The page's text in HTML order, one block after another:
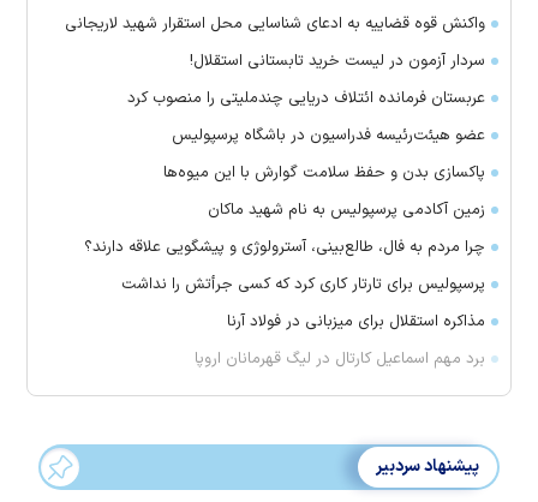
واکنش قوه قضاییه به ادعای شناسایی محل استقرار شهید لاریجانی
سردار آزمون در لیست خرید تابستانی استقلال!
عربستان فرمانده ائتلاف دریایی چندملیتی را منصوب کرد
عضو هیئت‌رئیسه فدراسیون در باشگاه پرسپولیس
پاکسازی بدن و حفظ سلامت گوارش با این میوه‌ها
زمین آکادمی پرسپولیس به نام شهید ماکان
چرا مردم به فال، طالع‌بینی، آسترولوژی و پیشگویی علاقه دارند؟
پرسپولیس برای تارتار کاری کرد که کسی جرأتش را نداشت
مذاکره استقلال برای میزبانی در فولاد آرنا
برد مهم اسماعیل کارتال در لیگ قهرمانان اروپا
پیشنهاد سردبیر